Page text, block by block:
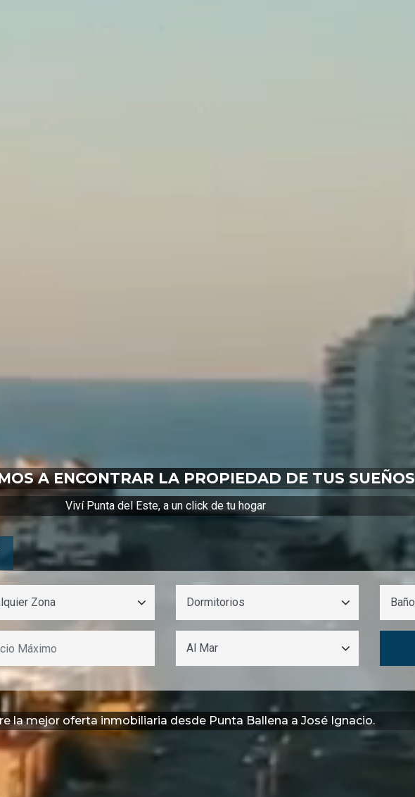
A ENCONTRAR LA PROPIEDAD DE TUS SUEÑOS
Viví Punta del Este, a un click de tu hogar
la mejor oferta inmobiliaria desde Punta Ballena a José Ignacio.